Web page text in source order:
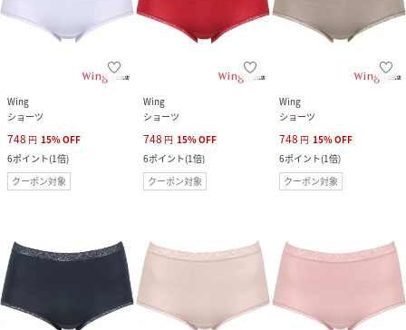
Wing
ショーツ
748 円 15%OFF
6ポイント(1倍)
クーポン対象
Wing
ショーツ
748 円 15%OFF
6ポイント(1倍)
クーポン対象
Wing
ショーツ
748 円 15%OFF
6ポイント(1倍)
クーポン対象